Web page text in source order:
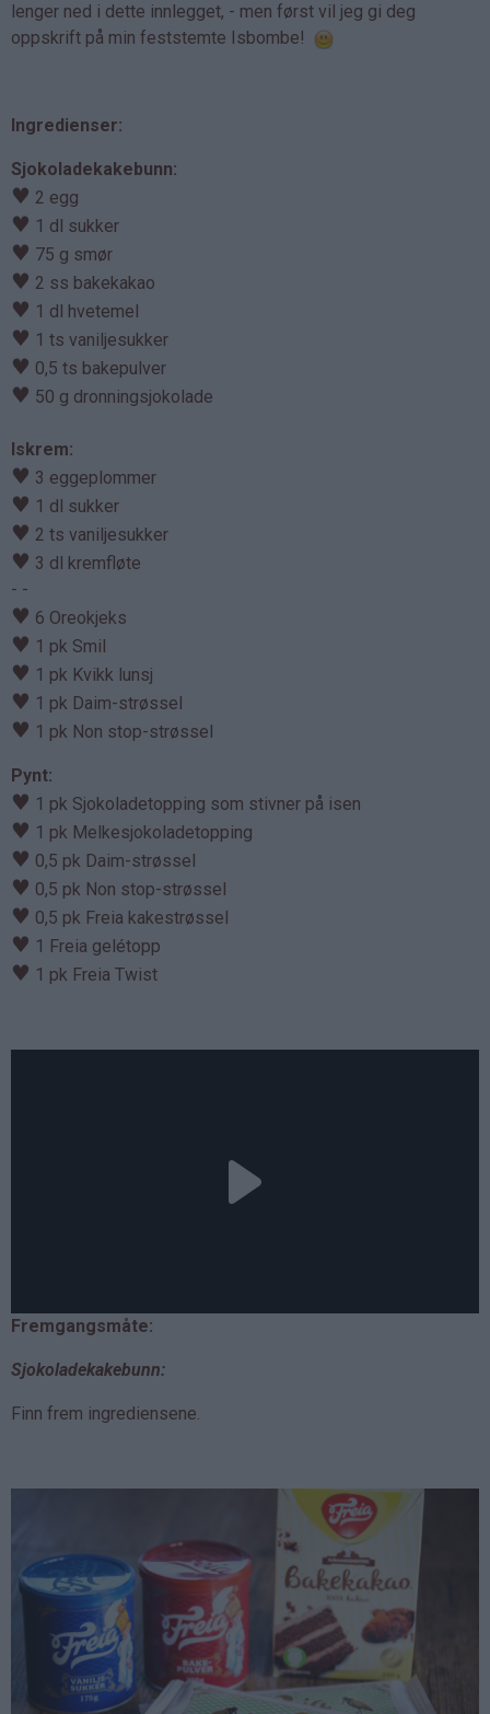
lenger ned i dette innlegget, - men først vil jeg gi deg
oppskrift på min feststemte Isbombe!
Ingredienser:
Sjokoladekakebunn:
♥ 2 egg
♥ 1 dl sukker
♥ 75 g smør
♥ 2 ss bakekakao
♥ 1 dl hvetemel
♥ 1 ts vaniljesukker
♥ 0,5 ts bakepulver
♥ 50 g dronningsjokolade
Iskrem:
♥ 3 eggeplommer
♥ 1 dl sukker
♥ 2 ts vaniljesukker
♥ 3 dl kremfløte
- -
♥ 6 Oreokjeks
♥ 1 pk Smil
♥ 1 pk Kvikk lunsj
♥ 1 pk Daim-strøssel
♥ 1 pk Non stop-strøssel
Pynt:
♥ 1 pk Sjokoladetopping som stivner på isen
♥ 1 pk Melkesjokoladetopping
♥ 0,5 pk Daim-strøssel
♥ 0,5 pk Non stop-strøssel
♥ 0,5 pk Freia kakestrøssel
♥ 1 Freia gelétopp
♥ 1 pk Freia Twist
Fremgangsmåte:
Sjokoladekakebunn:
Finn frem ingrediensene.